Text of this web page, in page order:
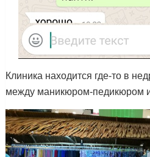
Клиника находится где-то в
между маникюром-педикюром